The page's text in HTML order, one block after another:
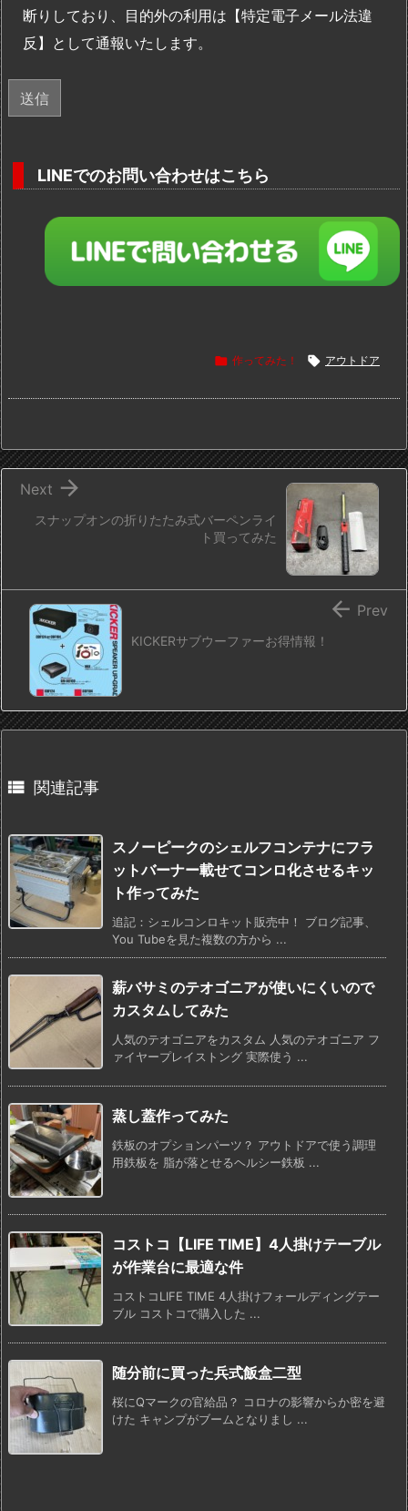
断りしており、目的外の利用は【特定電子メール法違
反】として通報いたします。
LINEでのお問い合わせはこちら
 作ってみた！  アウトドア
スナップオンの折りたたみ式バーペンライ
ト買ってみた

Next
KICKERサブウーファーお得情報！
 Prev
 関連記事
スノーピークのシェルフコンテナにフラ
ットバーナー載せてコンロ化させるキッ
ト作ってみた
追記：シェルコンロキット販売中！ ブログ記事、
You Tubeを見た複数の方から ...
薪バサミのテオゴニアが使いにくいので
カスタムしてみた
人気のテオゴニアをカスタム 人気のテオゴニア フ
ァイヤープレイストング 実際使う ...
蒸し蓋作ってみた
鉄板のオプションパーツ？ アウトドアで使う調理
用鉄板を 脂が落とせるヘルシー鉄板 ...
コストコ【LIFE TIME】4人掛けテーブル
が作業台に最適な件
コストコLIFE TIME 4人掛けフォールディングテー
ブル コストコで購入した ...
随分前に買った兵式飯盒二型
桜にQマークの官給品？ コロナの影響からか密を避
けた キャンプがブームとなりまし ...